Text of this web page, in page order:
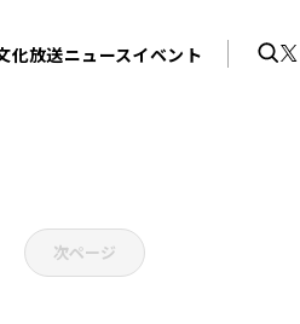
化放送ニュースイベント
スト
次ページ